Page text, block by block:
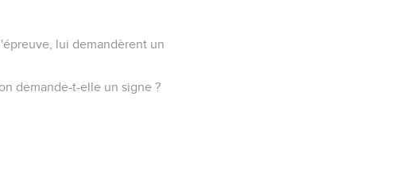
lui demandèrent un
demande-t-elle un signe ?